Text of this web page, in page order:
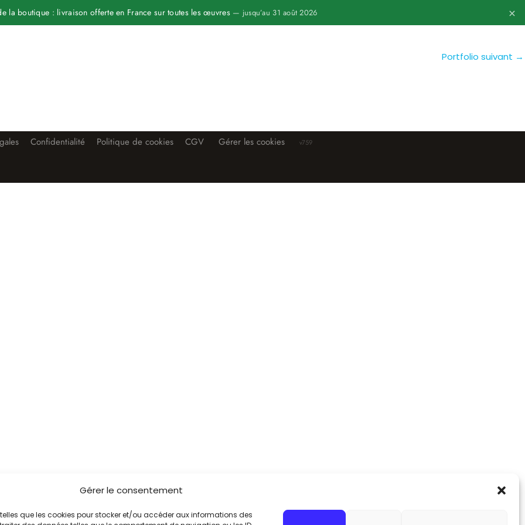
Gérer le consentement
que les cookies pour stocker et/ou accéder aux informations des
la boutique : livraison offerte en France sur toutes les œuvres — jusqu’au 31 août 2026 ×
Portfolio suivant →
Confidentialité Politique de cookies CGV Gérer les cookies v759